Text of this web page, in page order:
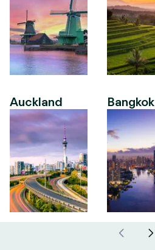
Auckland Bangkok